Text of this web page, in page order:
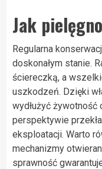
Jak
Regularna
doskonałym stanie.
ściereczką, a
uszkodzeń. Dzięki
wydłużyć żywotność
perspektywie
eksploatacji. Warto
mechanizmy
sprawność